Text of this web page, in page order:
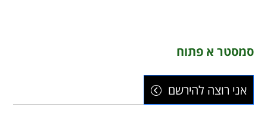
סמסטר א פתוח
אני רוצה להירשם